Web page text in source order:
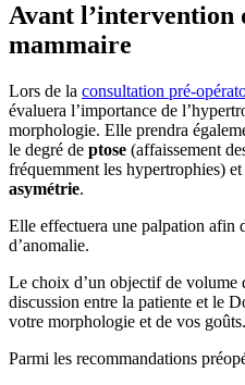
Avant l’intervention
mammaire
Lors de la consultation pré-
évaluera l’importance de
morphologie. Elle prendra
le degré de ptose (affaissement
fréquemment les hypertrophies)
asymétrie.
Elle effectuera une palpation afin
d’anomalie.
Le choix d’un objectif de volume
discussion entre la patiente et le
votre morphologie et de vos goûts.
Parmi les recommandations